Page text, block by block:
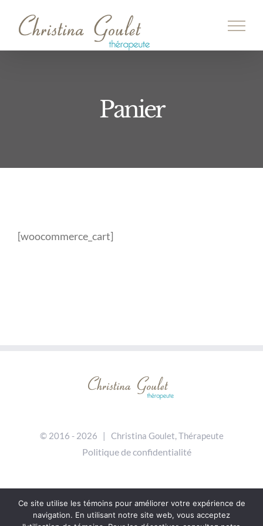
Panier
[woocommerce_cart]
© 2016 - 2026 | Christina Goulet, Thérapeute
Politique de confidentialité
Ce site utilise les témoins pour améliorer votre expérience de
navigation. En utilisant notre site web, vous acceptez